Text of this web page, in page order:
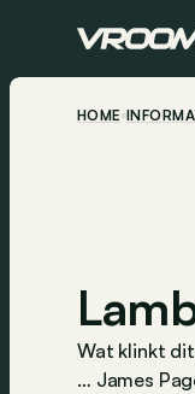
HOME
Wat klinkt dit
… James